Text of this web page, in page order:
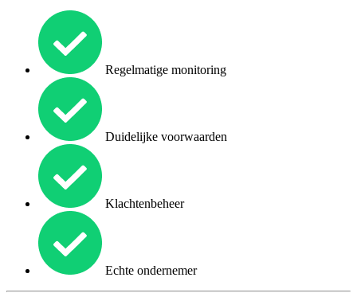
Regelmatige monitoring
Duidelijke voorwaarden
Klachtenbeheer
Echte ondernemer